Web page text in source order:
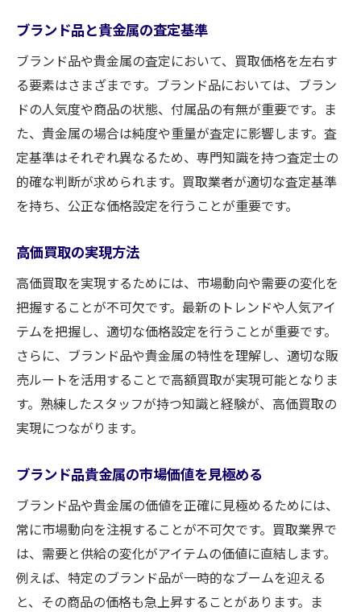
ブランド品と貴金属の査定基準
ブランド品や貴金属の査定において、買取価格を左右す
る要素はさまざまです。ブランド品においては、ブラン
ドの人気度や商品の状態、付属品の有無が重要です。ま
た、貴金属の場合は純度や重量が査定に影響します。査
定基準はそれぞれ異なるため、専門知識を持つ査定士の
的確な判断が求められます。買取業者が適切な査定基準
を持ち、公正な価格設定を行うことが重要です。
高価買取の実現方法
高価買取を実現するためには、市場動向や需要の変化を
把握することが不可欠です。最新のトレンドや人気アイ
テムを把握し、適切な価格設定を行うことが重要です。
さらに、ブランド品や貴金属の特性を理解し、適切な販
売ルートを活用することで高額買取が実現可能となりま
す。熟練したスタッフが持つ知識と経験が、高価買取の
実現につながります。
ブランド品貴金属の市場価値を見極める
ブランド品や貴金属の価値を正確に見極めるためには、
常に市場動向を注視することが不可欠です。買取業界で
は、需要と供給の変化がアイテムの価値に直結します。
例えば、特定のブランド品が一時的なブームを迎える
と、その商品の価格も急上昇することがあります。ま